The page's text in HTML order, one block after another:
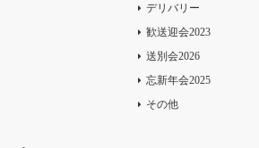
デリバリー
歓送迎会2023
送別会2026
忘新年会2025
その他